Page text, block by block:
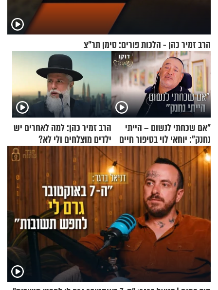
הרב זמיר כהן - הלכות פורים: סימן תר"צ
"אם שכחתי לנשום – הייתי
נחנק": יוחאי לוי בסיפור חיים
מעורר השראה
הרב זמיר כהן: למה לאחרים יש
ילדים מוצלחים ולי לא?